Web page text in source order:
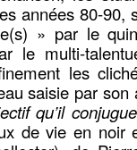
années 80-90,
» par le
le multi-
les
saisie par
qu’il
de vie en noir